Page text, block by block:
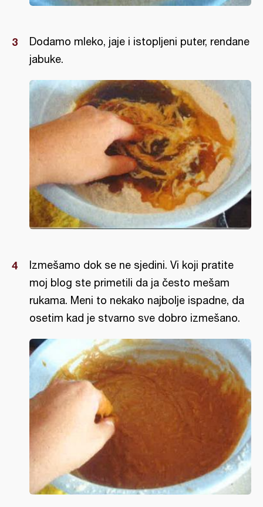
Dodamo mleko, jaje i istopljeni puter, rendane
jabuke.
Izmešamo dok se ne sjedini. Vi koji pratite
moj blog ste primetili da ja često mešam
rukama. Meni to nekako najbolje ispadne, da
osetim kad je stvarno sve dobro izmešano.